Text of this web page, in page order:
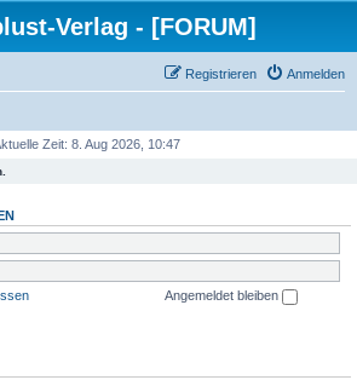
Verlag - [FORUM]
Anmelden
Registrieren
Zeit: 8. Aug 2026, 10:47
Angemeldet bleiben